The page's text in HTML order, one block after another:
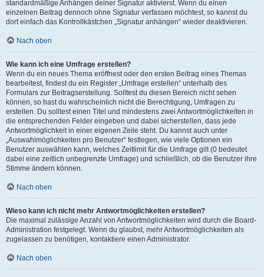
standardmäßige Anhängen deiner Signatur aktivierst. Wenn du einen
einzelnen Beitrag dennoch ohne Signatur verfassen möchtest, so kannst du
dort einfach das Kontrollkästchen „Signatur anhängen“ wieder deaktivieren.
Nach oben
Wie kann ich eine Umfrage erstellen?
Wenn du ein neues Thema eröffnest oder den ersten Beitrag eines Themas
bearbeitest, findest du ein Register „Umfrage erstellen“ unterhalb des
Formulars zur Beitragserstellung. Solltest du diesen Bereich nicht sehen
können, so hast du wahrscheinlich nicht die Berechtigung, Umfragen zu
erstellen. Du solltest einen Titel und mindestens zwei Antwortmöglichkeiten in
die entsprechenden Felder eingeben und dabei sicherstellen, dass jede
Antwortmöglichkeit in einer eigenen Zeile steht. Du kannst auch unter
„Auswahlmöglichkeiten pro Benutzer“ festlegen, wie viele Optionen ein
Benutzer auswählen kann, welches Zeitlimit für die Umfrage gilt (0 bedeutet
dabei eine zeitlich unbegrenzte Umfrage) und schließlich, ob die Benutzer ihre
Stimme ändern können.
Nach oben
Wieso kann ich nicht mehr Antwortmöglichkeiten erstellen?
Die maximal zulässige Anzahl von Antwortmöglichkeiten wird durch die Board-
Administration festgelegt. Wenn du glaubst, mehr Antwortmöglichkeiten als
zugelassen zu benötigen, kontaktiere einen Administrator.
Nach oben